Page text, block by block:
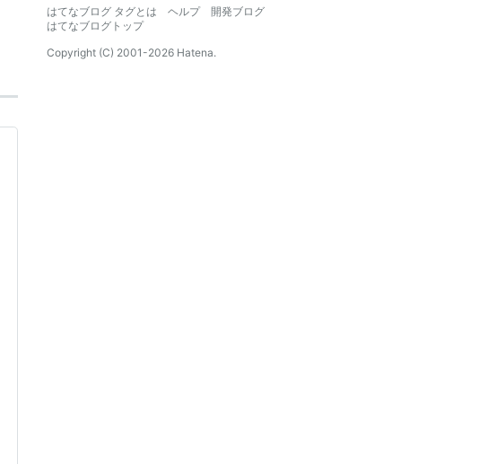
はてなブログ タグとは
ヘルプ
開発ブログ
はてなブログトップ
Copyright (C) 2001-2026 Hatena.